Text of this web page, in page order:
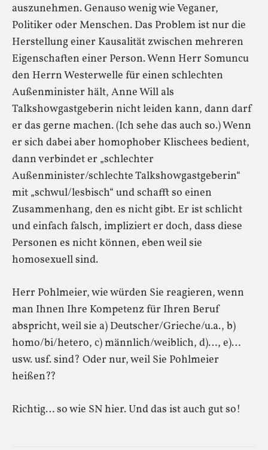
auszunehmen. Genauso wenig wie Veganer,
Politiker oder Menschen. Das Problem ist nur die
Herstellung einer Kausalität zwischen mehreren
Eigenschaften einer Person. Wenn Herr Somuncu
den Herrn Westerwelle für einen schlechten
Außenminister hält, Anne Will als
Talkshowgastgeberin nicht leiden kann, dann darf
er das gerne machen. (Ich sehe das auch so.) Wenn
er sich dabei aber homophober Klischees bedient,
dann verbindet er „schlechter
Außenminister/schlechte Talkshowgastgeberin“
mit „schwul/lesbisch“ und schafft so einen
Zusammenhang, den es nicht gibt. Er ist schlicht
und einfach falsch, impliziert er doch, dass diese
Personen es nicht können, eben weil sie
homosexuell sind.
Herr Pohlmeier, wie würden Sie reagieren, wenn
man Ihnen Ihre Kompetenz für Ihren Beruf
abspricht, weil sie a) Deutscher/Grieche/u.a., b)
homo/bi/hetero, c) männlich/weiblich, d)…, e)…
usw. usf. sind? Oder nur, weil Sie Pohlmeier
heißen??
Richtig… so wie SN hier. Und das ist auch gut so!